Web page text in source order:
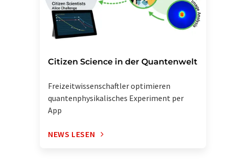
Citizen Science in der Quantenwelt
Freizeitwissenschaftler optimieren
quantenphysikalisches Experiment per
App
NEWS LESEN